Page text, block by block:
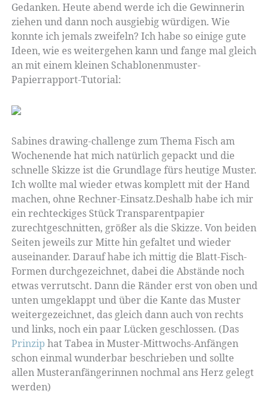
Gedanken. Heute abend werde ich die Gewinnerin
ziehen und dann noch ausgiebig würdigen. Wie
konnte ich jemals zweifeln? Ich habe so einige gute
Ideen, wie es weitergehen kann und fange mal gleich
an mit einem kleinen Schablonenmuster-
Papierrapport-Tutorial:
Sabines drawing-challenge zum Thema Fisch am
Wochenende hat mich natürlich gepackt und die
schnelle Skizze ist die Grundlage fürs heutige Muster.
Ich wollte mal wieder etwas komplett mit der Hand
machen, ohne Rechner-Einsatz.Deshalb habe ich mir
ein rechteckiges Stück Transparentpapier
zurechtgeschnitten, größer als die Skizze. Von beiden
Seiten jeweils zur Mitte hin gefaltet und wieder
auseinander. Darauf habe ich mittig die Blatt-Fisch-
Formen durchgezeichnet, dabei die Abstände noch
etwas verrutscht. Dann die Ränder erst von oben und
unten umgeklappt und über die Kante das Muster
weitergezeichnet, das gleich dann auch von rechts
und links, noch ein paar Lücken geschlossen. (Das
Prinzip hat Tabea in Muster-Mittwochs-Anfängen
schon einmal wunderbar beschrieben und sollte
allen Musteranfängerinnen nochmal ans Herz gelegt
werden)